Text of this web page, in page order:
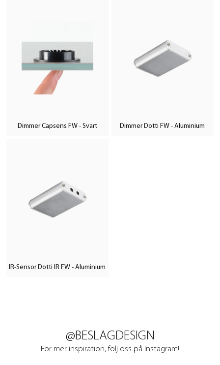
Dimmer Capsens FW - Svart Dimmer Dotti FW - Aluminium
IR-Sensor Dotti IR FW - Aluminium
@BESLAGDESIGN
För mer inspiration, följ oss på Instagram!